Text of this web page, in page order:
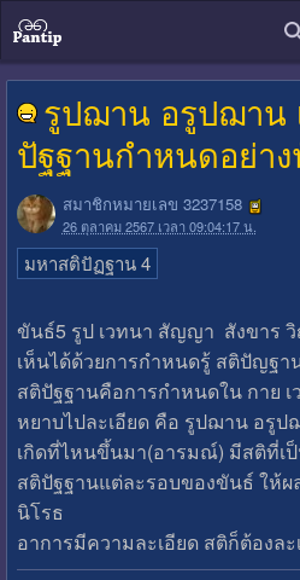
รูปฌาน อรูปฌาน
ปัฐฐานกำหนดอย่า
สมาชิกหมายเลข 3237158
26 ตุลาคม 2567 เวลา 09:04:17 น.
มหาสติปัฏฐาน 4
ขันธ์5 รูป เวทนา สัญญา สังขาร
เห็นได้ด้วยการกำหนดรู้ สติปัญฐา
สติปัฐฐานคือการกำหนดใน กาย เ
หยาบไปละเอียด คือ รูปฌาน อรูป
เกิดที่ไหนขึ้นมา(อารมณ์) มีสติที่เ
สติปัฐฐานแต่ละรอบของขันธ์ ให้ผ
นิโรธ
อาการมีความละเอียด สติก็ต้องล